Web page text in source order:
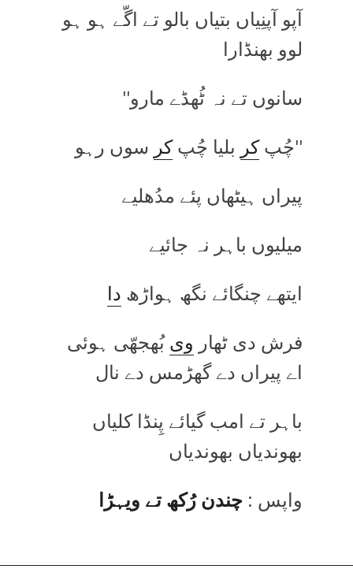
آپو آپنِیاں بتیاں بالو تے اگّے ہو ہو
لوو بھنڈارا
سانوں تے نہ ٹُھڈے مارو''
''چُپکر بلیا چُپکر سوں رہو
پیراں ہیٹھاں پئے مدُھلیے
میلیوں باہر نہ جائیے
ایتھے چنگائے نگھ ہواڑھ دا
فرش دی ٹھار ویبُھجھّی ہوئی
اے پیراں دے گھڑمس دے نال
باہر تے امب گیائے پِنڈا کلیاں
بھوندیاں بھوندیاں
واپس : چندن رُکھ تے ویہڑا